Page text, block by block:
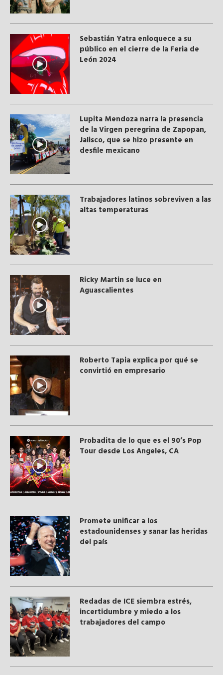
Sebastián Yatra enloquece a su
público en el cierre de la Feria de
León 2024
Lupita Mendoza narra la presencia
de la Virgen peregrina de Zapopan,
Jalisco, que se hizo presente en
desfile mexicano
Trabajadores latinos sobreviven a las
altas temperaturas
Ricky Martin se luce en
Aguascalientes
Roberto Tapia explica por qué se
convirtió en empresario
Probadita de lo que es el 90’s Pop
Tour desde Los Angeles, CA
Promete unificar a los
estadounidenses y sanar las heridas
del país
​Redadas de ICE siembra estrés,
incertidumbre y miedo a los
trabajadores del campo